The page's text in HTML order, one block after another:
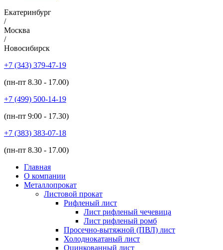
Екатеринбург
/
Москва
/
Новосибирск
+7 (343) 379-47-19
(пн-пт 8.30 - 17.00)
+7 (499) 500-14-19
(пн-пт 9:00 - 17.30)
+7 (383) 383-07-18
(пн-пт 8.30 - 17.00)
Главная
О компании
Металлопрокат
Листовой прокат
Рифленый лист
Лист рифленый чечевица
Лист рифленый ромб
Просечно-вытяжной (ПВЛ) лист
Холоднокатаный лист
Оцинкованный лист